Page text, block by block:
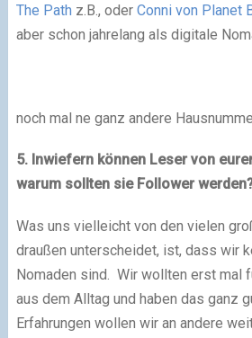
The Path z.B., oder Conni von Planet
aber schon jahrelang als digitale
noch mal ne ganz andere
5. Inwiefern können Leser von
warum sollten sie Follower
Was uns vielleicht von den vielen
draußen unterscheidet, ist, dass wir
Nomaden sind. Wir wollten erst mal
aus dem Alltag und haben das ganz
Erfahrungen wollen wir an andere